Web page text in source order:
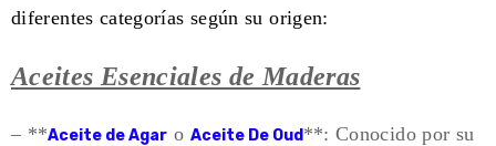
diferentes categorías según su origen:
Aceites Esenciales de Maderas
– **Aceite de Agar o Aceite De Oud**: Conocido por su